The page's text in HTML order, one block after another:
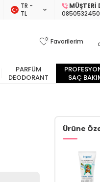
TR −
TL
MÜŞTERI
0 Favorilerim
PARFÜM
DEODORANT
SAÇ
Ürüne